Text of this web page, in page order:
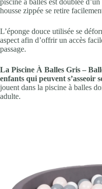
piscine à balles est doublée
housse zippée se retire
L’éponge douce utilisée se
aspect afin d’offrir un accès
passage.
La Piscine À Balles Gris –
enfants qui peuvent s’asseoir
jouent dans la piscine à balles
adulte.